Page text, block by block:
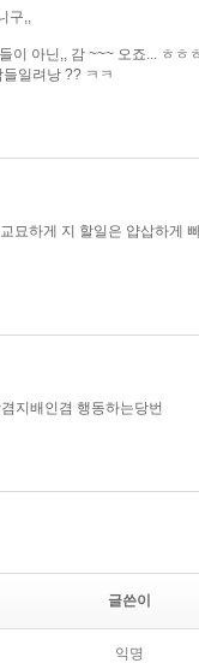
글쓴이
익명